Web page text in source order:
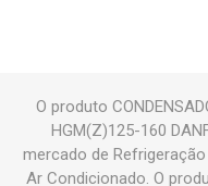
O produto
HGM(Z)125-160
mercado de
Ar Condicionado. O